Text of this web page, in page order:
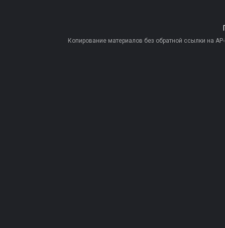
Копирование материалов без обратной ссылки на